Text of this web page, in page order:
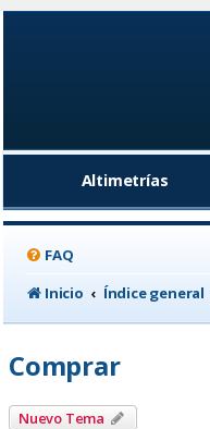
Altimetrías
FAQ
Inicio
Índice general
Comprar
Nuevo Tema